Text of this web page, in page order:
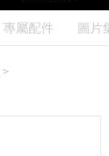
專屬配件 圖片